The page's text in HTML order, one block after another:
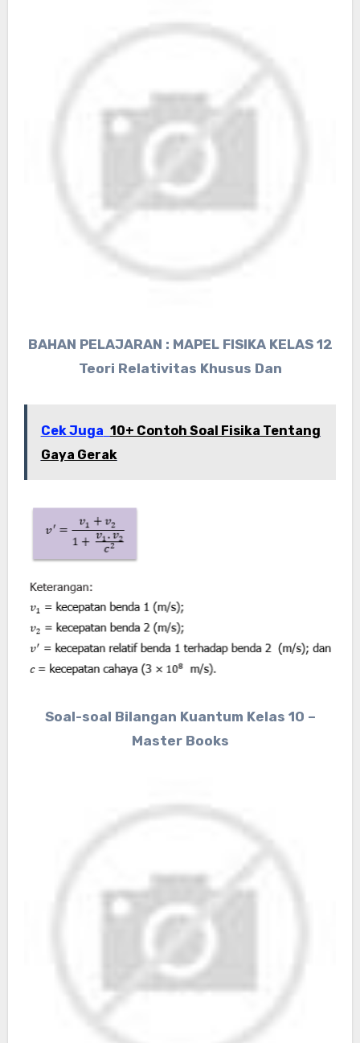
BAHAN PELAJARAN : MAPEL FISIKA KELAS 12
Teori Relativitas Khusus Dan
Cek Juga 10+ Contoh Soal Fisika Tentang
Gaya Gerak
Soal-soal Bilangan Kuantum Kelas 10 –
Master Books